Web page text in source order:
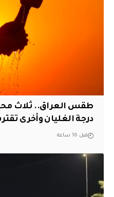
طقس العراق.. ثلاث
درجة الغليان وأخرى
قبل 16 ساعة